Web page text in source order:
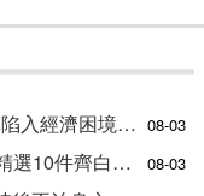
【中通論壇】馬科斯政府債台高築 菲陷入經濟困境與南海對抗惡循環？ 08-03
“今朝更好看”名家展本周在香港舉辦 精選10件齊白石作品 08-03